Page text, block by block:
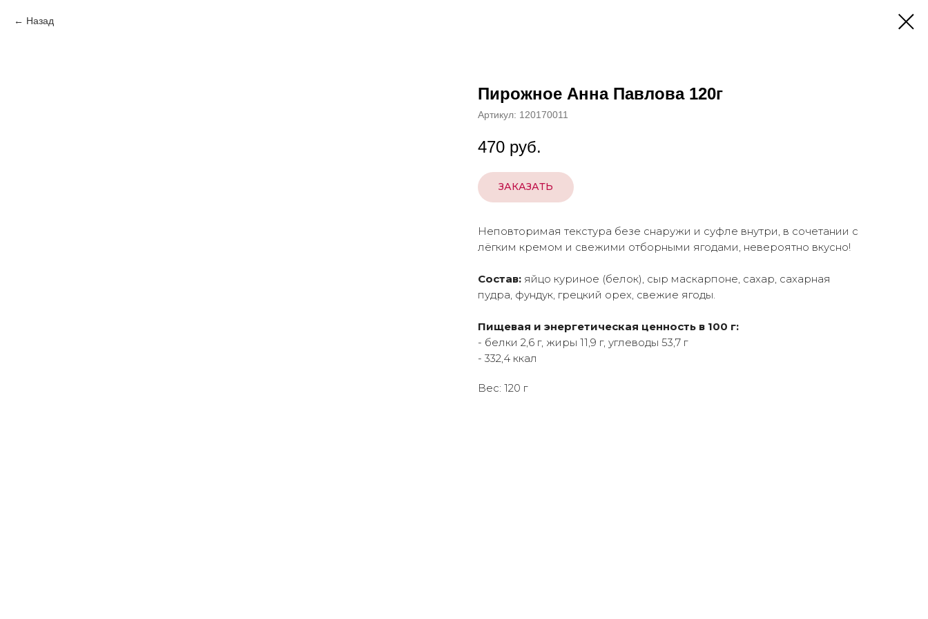
Назад
Пирожное Анна Павлова 120г
Артикул: 120170011
470 руб.
ЗАКАЗАТЬ
Неповторимая текстура безе снаружи и суфле внутри, в сочетании с
лёгким кремом и свежими отборными ягодами, невероятно вкусно!
Состав: яйцо куриное (белок), сыр маскарпоне, сахар, сахарная
пудра, фундук, грецкий орех, свежие ягоды.
Пищевая и энергетическая ценность в 100 г:
- белки 2,6 г, жиры 11,9 г, углеводы 53,7 г
- 332,4 ккал
Вес: 120 г